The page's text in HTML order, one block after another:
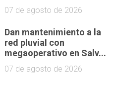
07 de agosto de 2026
Dan mantenimiento a la
red pluvial con
megaoperativo en Salv...
07 de agosto de 2026